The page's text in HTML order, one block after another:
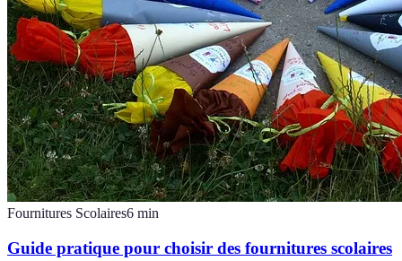
Fournitures Scolaires6 min
Guide pratique pour choisir des fournitures scolaires